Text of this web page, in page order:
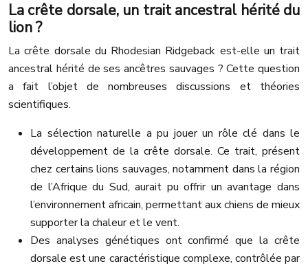
La crête dorsale, un trait ancestral hérité du
lion ?
La crête dorsale du Rhodesian Ridgeback est-elle un trait
ancestral hérité de ses ancêtres sauvages ? Cette question
a fait l’objet de nombreuses discussions et théories
scientifiques.
La sélection naturelle a pu jouer un rôle clé dans le
développement de la crête dorsale. Ce trait, présent
chez certains lions sauvages, notamment dans la région
de l’Afrique du Sud, aurait pu offrir un avantage dans
l’environnement africain, permettant aux chiens de mieux
supporter la chaleur et le vent.
Des analyses génétiques ont confirmé que la crête
dorsale est une caractéristique complexe, contrôlée par